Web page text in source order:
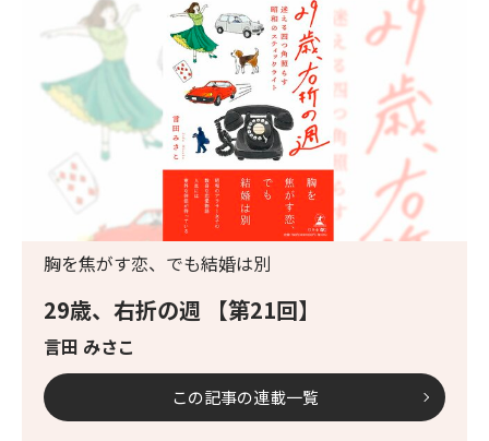
29歳、右折の週 【第21回】
言田 みさこ
胸を焦がす恋、でも結婚は別
この記事の連載一覧